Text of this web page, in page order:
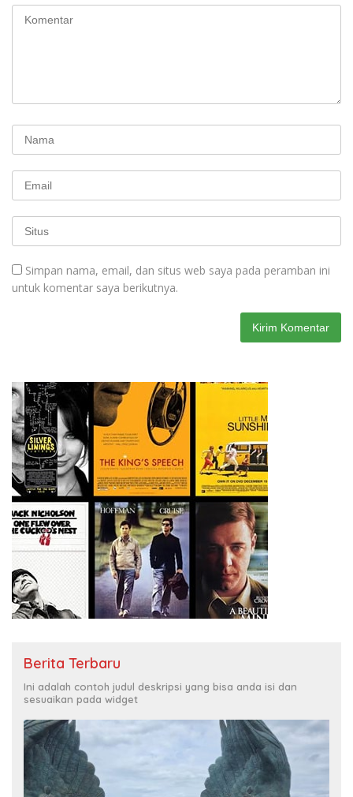
Simpan nama, email, dan situs web saya pada peramban ini
untuk komentar saya berikutnya.
Berita Terbaru
Ini adalah contoh judul deskripsi yang bisa anda isi dan
sesuaikan pada widget